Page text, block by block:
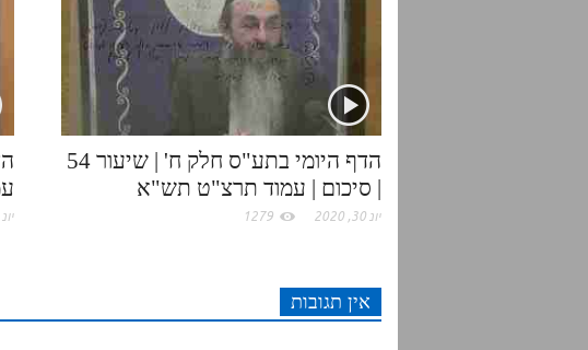
p
p
o
r
t
יונ 30,
הדף היומי בתע"ס חלק ח' | שיעור 54
| סיכום | עמוד תרצ"ט תש"א
יונ 30, 2020 1279
אין תגובות